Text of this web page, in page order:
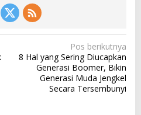
Pos berikutnya
8 Hal yang Sering Diucapkan
Generasi Boomer, Bikin
Generasi Muda Jengkel
Secara Tersembunyi